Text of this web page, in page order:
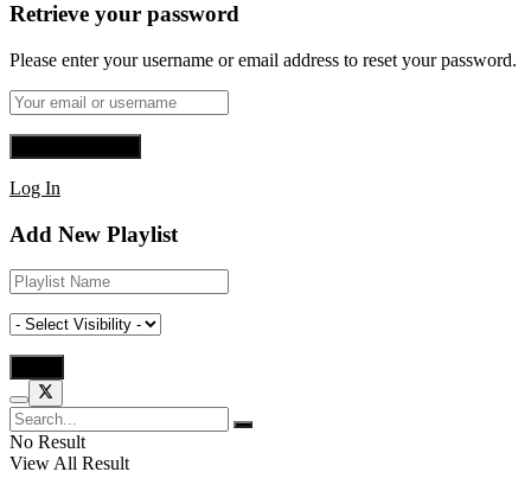
Retrieve your password
Please enter your username or email address to reset your password.
Log In
Add New Playlist
No Result
View All Result